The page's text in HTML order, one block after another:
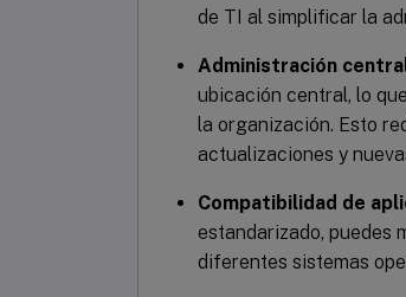
de TI al simplificar la
Administración
ubicación central, lo
la organización. Esto
actualizaciones y
Compatibilidad de
estandarizado, puedes
diferentes sistemas